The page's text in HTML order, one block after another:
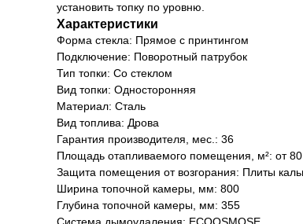
установить топку по уровню.
Характеристики
Форма стекла: Прямое с принтингом
Подключение: Поворотный патрубок
Тип топки: Со стеклом
Вид топки: Односторонняя
Материал: Сталь
Вид топлива: Дрова
Гарантия производителя, мес.: 36
Площадь отапливаемого помещения, м²: от
Защита помещения от возгорания: Плиты
Ширина топочной камеры, мм: 800
Глубина топочной камеры, мм: 355